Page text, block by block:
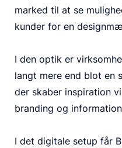
marked til at se
kunder for en
I den optik er
langt mere end blot en
der skaber inspiration
branding og
I det digitale setup får